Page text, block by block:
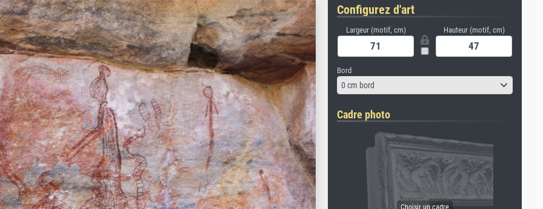
Configurez d'art
Largeur (motif, cm) Hauteur (motif, cm)
Bord
0 cm bord
Cadre photo